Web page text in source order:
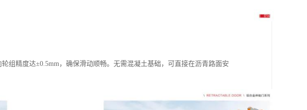
组精度达±0.5mm，确保滑动顺畅。无需混凝土基础，可直接在沥青路面安